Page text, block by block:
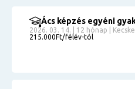
Ács képzés egyéni
2026. 03. 14. | 12 hónap |
215.000Ft/félév-tól